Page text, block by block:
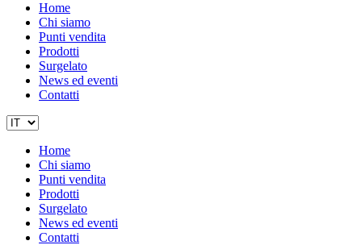
Home
Chi siamo
Punti vendita
Prodotti
Surgelato
News ed eventi
Contatti
Home
Chi siamo
Punti vendita
Prodotti
Surgelato
News ed eventi
Contatti